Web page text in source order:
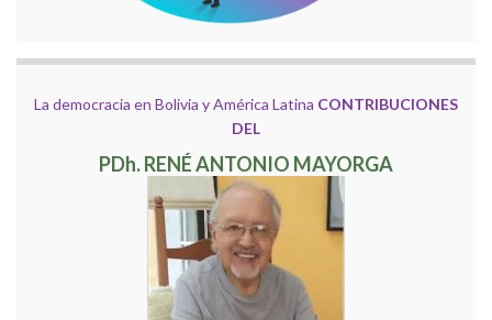
La democracia en Bolivia y América Latina CONTRIBUCIONES
DEL
PDh. RENÉ ANTONIO MAYORGA